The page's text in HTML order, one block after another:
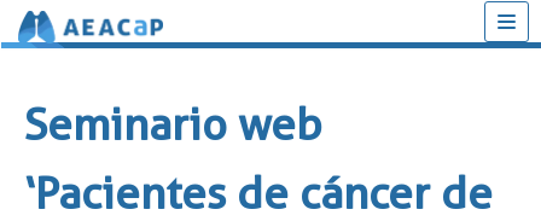
contenido
Seminario web
‘Pacientes de cáncer de